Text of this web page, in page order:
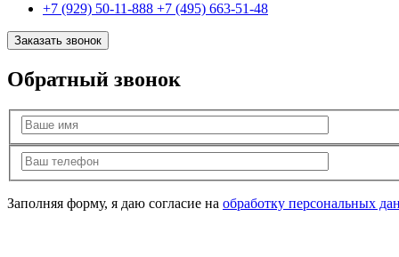
+7 (929) 50-11-888 +7 (495) 663-51-48
Заказать звонок
Обратный звонок
Заполняя форму, я даю согласие на обработку персональных